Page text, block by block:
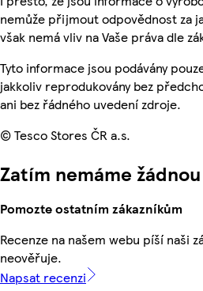
nemůže přijmout odpovědnost za
však nemá vliv na Vaše práva dle
Tyto informace jsou podávány
jakkoliv reprodukovány bez
ani bez řádného uvedení zdroje.
© Tesco Stores ČR a.s.
Zatím nemáme
Pomozte ostatním zákazníkům
Recenze na našem webu píší naši
neověřuje.
Napsat recenzi